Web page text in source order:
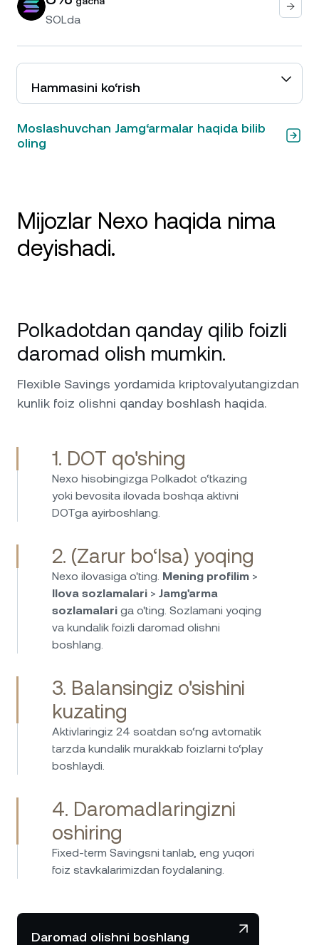
SOLda
Hammasini ko‘rish
Moslashuvchan Jamg‘armalar haqida bilib
oling
Mijozlar Nexo haqida nima
deyishadi.
Nexodan asosan kredit karta va Daromad
olish funksiyasi uchun foydalanmoqdaman va
u benuqson ishlamoqda. Karta kundalik
xarajatlar uchun qulay, aktivlardan olinadigan
foizlar esa shaffof va barqarordir. Ularning
qo'llab-quvvatlash jamoasi ajoyib — tezkor,
Nexo nafaqat kriptovalyuta uchun — uning fiat
investitsiya imkoniyatlari ajoyib. Men EUR, USD
va GBP uchun har kunlik to‘lovlar va yashirin
mumkin. Depozit qilish va yechib olish juda
oson, mablag'lar himoyalanib, tartibga
solinganini bilib, o‘zimni ishonchli his qilaman.
Fiat jamg'armalardan passiv daromad olish
uchun oqilona tanlov!
Men Nexodan to'rt yildan ortiq foydalanaman
va aytolamanki, bu sizning kripto va
steyblkoinlaringizdan juda yuqori foiz
stavkalarida daromad olish uchun eng yaxshi
platformalardan biridir. Ular yaxshi xavfsizlik
standartlariga va ajoyib mijozlarga xizmat
mamnunman.
Polkadotdan qanday qilib foizli
daromad olish mumkin.
Flexible Savings yordamida kriptovalyutangizdan
kunlik foiz olishni qanday boshlash haqida.
1. DOT qo'shing
Nexo hisobingizga Polkadot o‘tkazing
yoki bevosita ilovada boshqa aktivni
DOTga ayirboshlang.
2. (Zarur bo‘lsa) yoqing
Nexo ilovasiga o'ting. Mening profilim >
Ilova sozlamalari > Jamg'arma
sozlamalari ga o'ting. Sozlamani yoqing
va kundalik foizli daromad olishni
boshlang.
3. Balansingiz o'sishini
kuzating
Aktivlaringiz 24 soatdan so‘ng avtomatik
tarzda kundalik murakkab foizlarni to‘play
boshlaydi.
4. Daromadlaringizni
oshiring
Fixed-term Savingsni tanlab, eng yuqori
foiz stavkalarimizdan foydalaning.
Daromad olishni boshlang